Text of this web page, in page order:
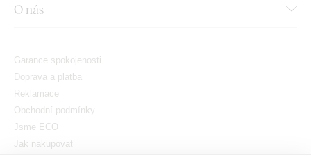
O nás
Garance spokojenosti
Doprava a platba
Reklamace
Obchodní podmínky
Jsme ECO
Jak nakupovat